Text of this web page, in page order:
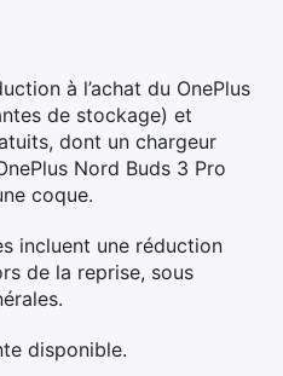
à l’achat du OnePlus
de stockage) et
dont un chargeur
Nord Buds 3 Pro
coque.
incluent une réduction
de la reprise, sous
disponible.